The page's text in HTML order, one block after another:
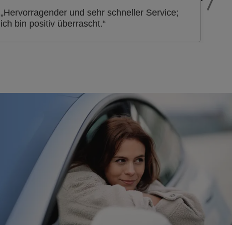
„Hervorragender und sehr schneller Service;
ich bin positiv überrascht.“